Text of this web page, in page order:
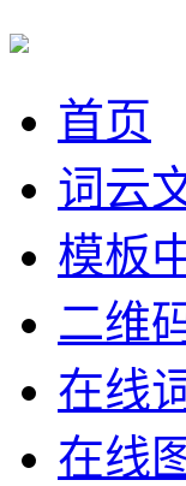
首页
词云
模板
二维
在线
在线